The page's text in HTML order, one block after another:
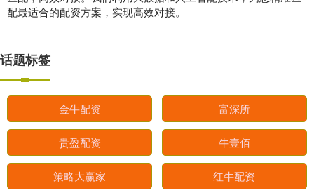
配最适合的配资方案，实现高效对接。
话题标签
金牛配资 富深所
贵盈配资 牛壹佰
策略大赢家 红牛配资